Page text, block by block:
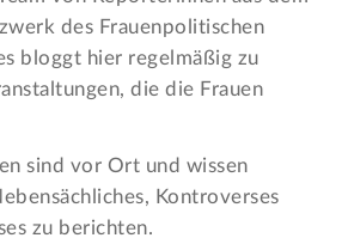
des Frauen­politischen
bloggt hier regelmäßig zu
die die Frauen
sind vor Ort und wissen
Kontroverses
zu berichten.